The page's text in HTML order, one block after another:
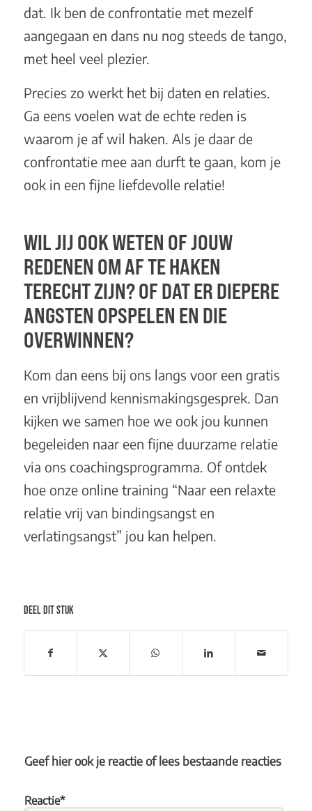
dat. Ik ben de confrontatie met mezelf
aangegaan en dans nu nog steeds de tango,
met heel veel plezier.
Precies zo werkt het bij daten en relaties.
Ga eens voelen wat de echte reden is
waarom je af wil haken. Als je daar de
confrontatie mee aan durft te gaan, kom je
ook in een fijne liefdevolle relatie!
WIL JIJ OOK WETEN OF JOUW
REDENEN OM AF TE HAKEN
TERECHT ZIJN? OF DAT ER DIEPERE
ANGSTEN OPSPELEN EN DIE
OVERWINNEN?
Kom dan eens bij ons langs voor een gratis
en vrijblijvend kennismakingsgesprek. Dan
kijken we samen hoe we ook jou kunnen
begeleiden naar een fijne duurzame relatie
via ons coachingsprogramma . Of ontdek
hoe onze online training “Naar een relaxte
relatie vrij van bindingsangst en
verlatingsangst” jou kan helpen.
DEEL DIT STUK
Geef hier ook je reactie of lees bestaande reacties